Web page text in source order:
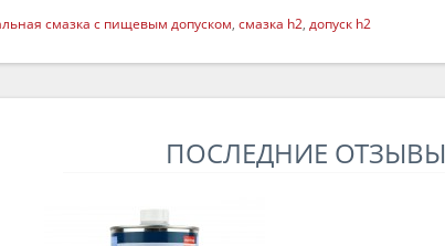
смазка с пищевым допуском, смазка h2, допуск h2
ПОСЛЕДНИЕ ОТЗЫВЫ